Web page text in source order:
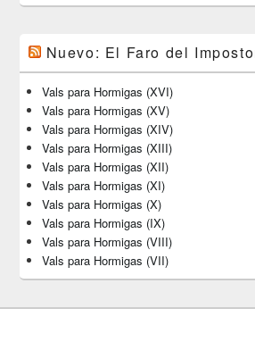
Nuevo: El Faro del
Vals para Hormigas (XVI)
Vals para Hormigas (XV)
Vals para Hormigas (XIV)
Vals para Hormigas (XIII)
Vals para Hormigas (XII)
Vals para Hormigas (XI)
Vals para Hormigas (X)
Vals para Hormigas (IX)
Vals para Hormigas (VIII)
Vals para Hormigas (VII)